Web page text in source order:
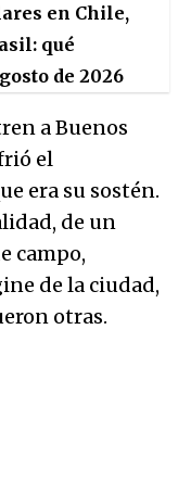
en Chile,
qué
de 2026
a Buenos
el
era su sostén.
de un
campo,
de la ciudad,
otras.